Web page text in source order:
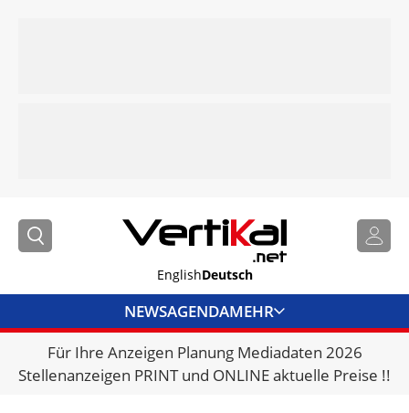
EnglishDeutsch
NEWSAGENDAMEHR
BRANCHENLINKS
VERMIETER
Für Ihre Anzeigen Planung Mediadaten 2026
Stellenanzeigen PRINT und ONLINE aktuelle Preise !!